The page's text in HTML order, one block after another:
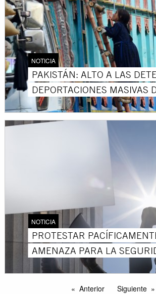
NOTICIA
PAKISTÁN: ALTO A LAS
DEPORTACIONES MASIVAS
NOTICIA
PROTESTAR
AMENAZA PARA LA
Anterior Siguiente